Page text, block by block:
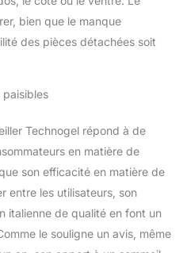
sommeil propre et sûr.
Housse lavable et
: livrée avec
et la
une expérience
sommeil fraîche et
hygiénique chaque nuit.
Fabriqué en Italie -
supérieure -
fabriqué en
en utilisant une
de pointe,
bien que le manque
des pièces détachées soit
paisibles
Technogel répond à de
en matière de
son efficacité en matière de
entre les utilisateurs, son
italienne de qualité en font un
le souligne un avis, même